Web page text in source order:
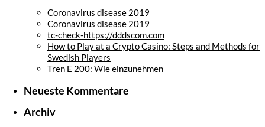
Coronavirus disease 2019
Coronavirus disease 2019
tc-check-https://dddscom.com
How to Play at a Crypto Casino: Steps and Methods for
Swedish Players
Tren E 200: Wie einzunehmen
Neueste Kommentare
Archiv